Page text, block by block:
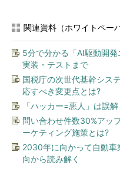
関連資料（ホワイトペーパ
5分で分かる「AI駆動開
実装・テストまで
国税庁の次世代基幹シス
応すべき変更点とは?
「ハッカー=悪人」は誤
問い合わせ件数30%アッ
ーケティング施策とは?
2030年に向かって自動車
向から読み解く